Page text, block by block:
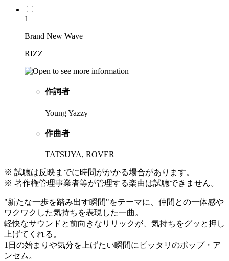
1
Brand New Wave
RIZZ
作詞者
Young Yazzy
作曲者
TATSUYA, ROVER
※ 試聴は反映までに時間がかかる場合があります。
※ 著作権管理事業者等が管理する楽曲は試聴できません。
"新たな一歩を踏み出す瞬間"をテーマに、仲間との一体感や
ワクワクした気持ちを表現した一曲。
軽快なサウンドと前向きなリリックが、気持ちをグッと押し
上げてくれる。
1日の始まりや気分を上げたい瞬間にピッタリのポップ・ア
ンセム。